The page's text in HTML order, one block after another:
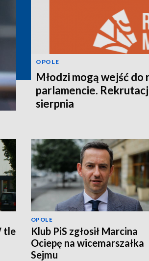
OPOLE
Młodzi mogą wejść do
parlamencie.
sierpnia
tle
OPOLE
Klub PiS zgłosił Marcina
Ociepę na wicemarszałka
Sejmu